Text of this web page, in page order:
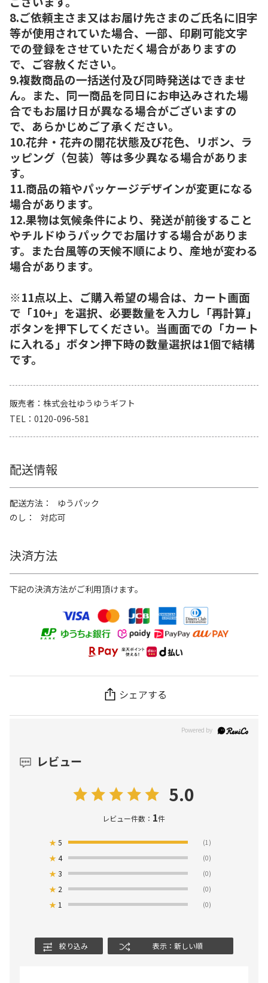
8.ご依頼主さま又はお届け先さまのご氏名に旧字
等が使用されていた場合、一部、印刷可能文字
での登録をさせていただく場合がありますの
で、ご容赦ください。
9.複数商品の一括送付及び同時発送はできませ
ん。また、同一商品を同日にお申込みされた場
合でもお届け日が異なる場合がございますの
で、あらかじめご了承ください。
10.花弁・花卉の開花状態及び花色、リボン、ラ
ッピング（包装）等は多少異なる場合がありま
す。
11.商品の箱やパッケージデザインが変更になる
場合があります。
12.果物は気候条件により、発送が前後すること
やチルドゆうパックでお届けする場合がありま
す。また台風等の天候不順により、産地が変わる
場合があります。
※11点以上、ご購入希望の場合は、カート画面
で「10+」を選択、必要数量を入力し「再計算」
ボタンを押下してください。当画面での「カート
に入れる」ボタン押下時の数量選択は1個で結構
です。
販売者
株式会社ゆうゆうギフト
TEL
0120-096-581
配送情報
配送方法
ゆうパック
のし
対応可
決済方法
下記の決済方法がご利用頂けます。
シェアする
レビュー
5.0
レビュー件数： 1件
★5 (1)
★4 (0)
★3 (0)
★ 2 (0)
★ 1 (0)
絞り込み 表示：新しい順